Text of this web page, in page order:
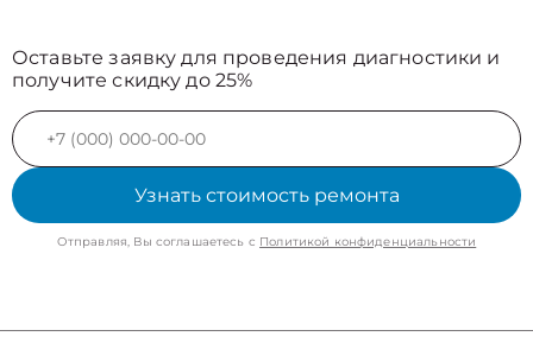
Оставьте заявку для проведения диагностики и
получите скидку до 25%
Узнать стоимость ремонта
Отправляя, Вы соглашаетесь с Политикой конфиденциальности